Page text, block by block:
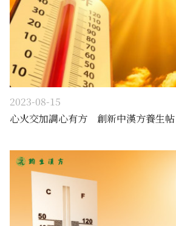
2023-08-15
心火交加調心有方 創新中漢方養生帖